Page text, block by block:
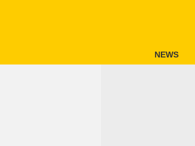
NEWS